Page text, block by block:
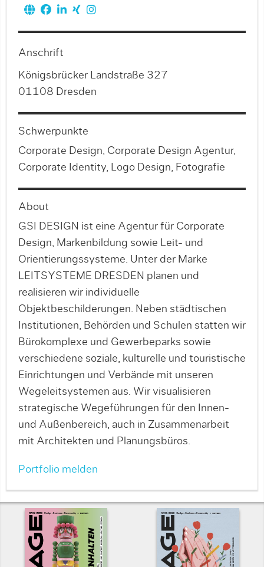
Anschrift
Königsbrücker Landstraße 327
01108 Dresden
Schwerpunkte
Corporate Design, Corporate Design Agentur,
Corporate Identity, Logo Design, Fotografie
About
GSI DESIGN ist eine Agentur für Corporate
Design, Markenbildung sowie Leit- und
Orientierungssysteme. Unter der Marke
LEITSYSTEME DRESDEN planen und
realisieren wir individuelle
Objektbeschilderungen. Neben städtischen
Institutionen, Behörden und Schulen statten wir
Bürokomplexe und Gewerbeparks sowie
verschiedene soziale, kulturelle und touristische
Einrichtungen und Verbände mit unseren
Wegeleitsystemen aus. Wir visualisieren
strategische Wegeführungen für den Innen-
und Außenbereich, auch in Zusammenarbeit
mit Architekten und Planungsbüros.
Portfolio melden